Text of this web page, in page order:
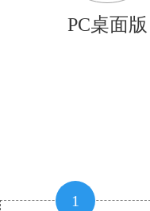
PC桌面版
1